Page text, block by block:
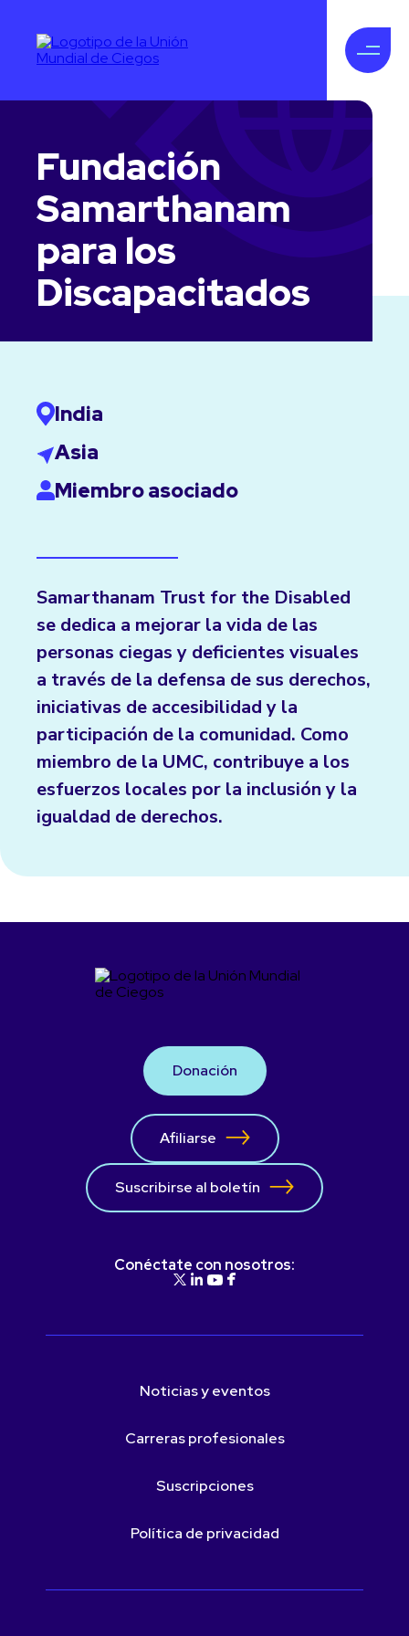
Fundación
Samarthanam
para los
Discapacitados
India
Asia
Miembro asociado
Samarthanam Trust for the Disabled
se dedica a mejorar la vida de las
personas ciegas y deficientes visuales
a través de la defensa de sus derechos,
iniciativas de accesibilidad y la
participación de la comunidad. Como
miembro de la UMC, contribuye a los
esfuerzos locales por la inclusión y la
igualdad de derechos.
Donación
Afiliarse
Suscribirse al boletín
Conéctate con nosotros:
Noticias y eventos
Carreras profesionales
Suscripciones
Política de privacidad